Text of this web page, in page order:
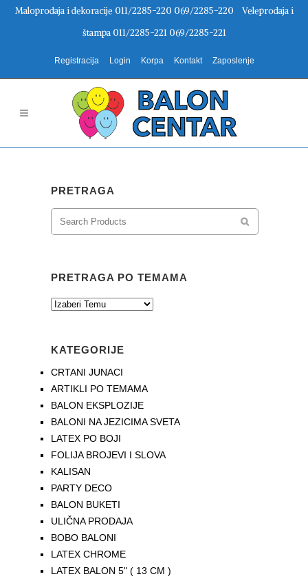
Maloprodaja i dekoracije 011/2285-220 069/2285-220 Veleprodaja i
štampa 011/2285-221 069/2285-221
Registracija Login Korpa Kontakt Zaposlenje
PRETRAGA
PRETRAGA PO TEMAMA
KATEGORIJE
CRTANI JUNACI
ARTIKLI PO TEMAMA
BALON EKSPLOZIJE
BALONI NA JEZICIMA SVETA
LATEX PO BOJI
FOLIJA BROJEVI I SLOVA
KALISAN
PARTY DECO
BALON BUKETI
ULIČNA PRODAJA
BOBO BALONI
LATEX CHROME
LATEX BALON 5" ( 13 CM )